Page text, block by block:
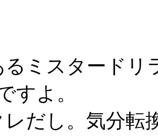
るミスタードリ
すよ。
レだし。気分転